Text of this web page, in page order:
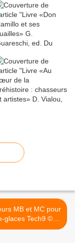
MB et MC pour
glaces Tech9 ©
performance 50-550mm >